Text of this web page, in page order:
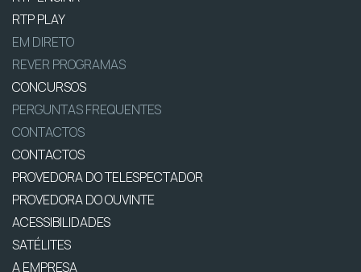
RTP PLAY
EM DIRETO
REVER PROGRAMAS
CONCURSOS
PERGUNTAS FREQUENTES
CONTACTOS
CONTACTOS
PROVEDORA DO TELESPECTADOR
PROVEDORA DO OUVINTE
ACESSIBILIDADES
SATÉLITES
A EMPRESA